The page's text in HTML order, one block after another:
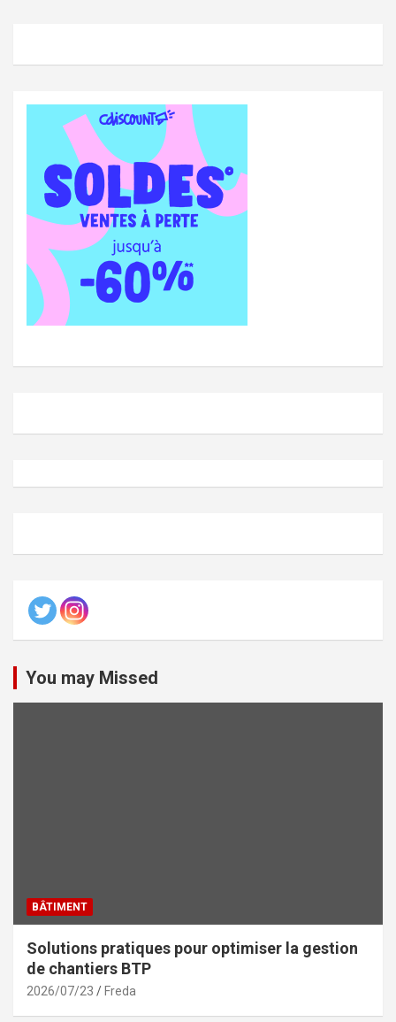
You may Missed
BÂTIMENT
Solutions pratiques pour optimiser la gestion
de chantiers BTP
2026/07/23 Freda